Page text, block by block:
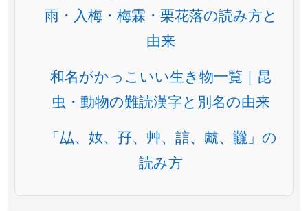
雨・入梅・梅霖・栗花落の読み方と
由来
和名がかっこいい生き物一覧｜昆
虫・動物の難読漢字と別名の由来
「厸、奻、孖、艸、誩、虤、龖」の
読み方